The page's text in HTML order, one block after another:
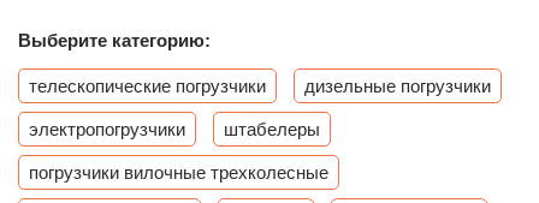
Выберите категорию:
телескопические погрузчики дизельные погрузчики
электропогрузчики штабелеры
погрузчики вилочные трехколесные